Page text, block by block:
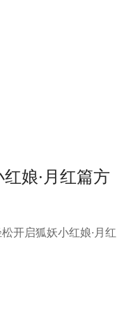
娘·月红篇方
开启狐妖小红娘·月红